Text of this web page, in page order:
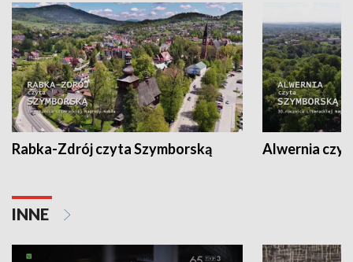
Rabka-Zdrój czyta Szymborską Alwernia
INNE